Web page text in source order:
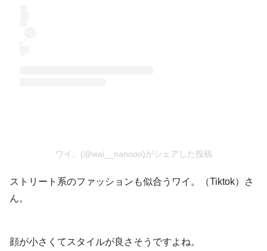
ワイ。(@wai__nanooo)がシェアした投稿
ストリート系のファッションも似合うワイ。（Tiktok）さ
ん。
顔が小さくてスタイルが良さそうですよね。